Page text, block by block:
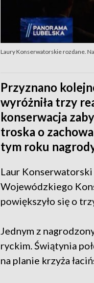
Laury Konserwatorskie rozdane.
Przyznano
wyróżniła trzy
konserwacja
troska o
tym roku
Laur
Wojewódzkiego
powiększyło się o
Jednym z
ryckim. Świątynia
na planie krzyża